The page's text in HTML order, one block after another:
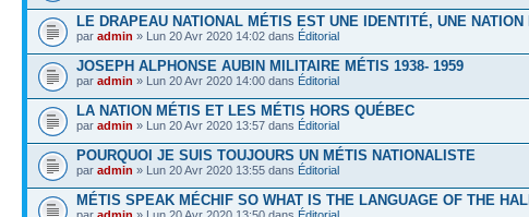
LE DRAPEAU NATIONAL MÉTIS EST UNE IDENTITÉ, UNE NATION
par admin » Lun 20 Avr 2020 14:02 dans Éditorial
JOSEPH ALPHONSE AUBIN MILITAIRE MÉTIS 1938- 1959
par admin » Lun 20 Avr 2020 14:00 dans Éditorial
LA NATION MÉTIS ET LES MÉTIS HORS QUÉBEC
par admin » Lun 20 Avr 2020 13:57 dans Éditorial
POURQUOI JE SUIS TOUJOURS UN MÉTIS NATIONALISTE
par admin » Lun 20 Avr 2020 13:55 dans Éditorial
MÉTIS SPEAK MÉCHIF SO WHAT IS THE LANGUAGE OF THE
par admin » Lun 20 Avr 2020 13:50 dans Éditorial